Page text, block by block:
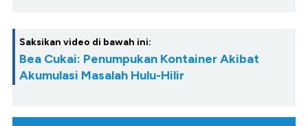
Saksikan video di bawah ini:
Bea Cukai: Penumpukan Kontainer Akibat
Akumulasi Masalah Hulu-Hilir